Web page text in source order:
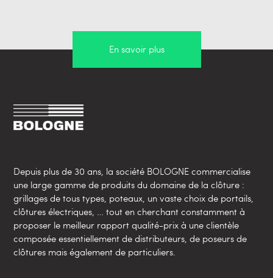
En savoir plus
Depuis plus de 30 ans, la société BOLOGNE commercialise
une large gamme de produits du domaine de la clôture :
grillages de tous types, poteaux, un vaste choix de portails,
clôtures électriques, … tout en cherchant constamment à
proposer le meilleur rapport qualité-prix à une clientèle
composée essentiellement de distributeurs, de poseurs de
clôtures mais également de particuliers.